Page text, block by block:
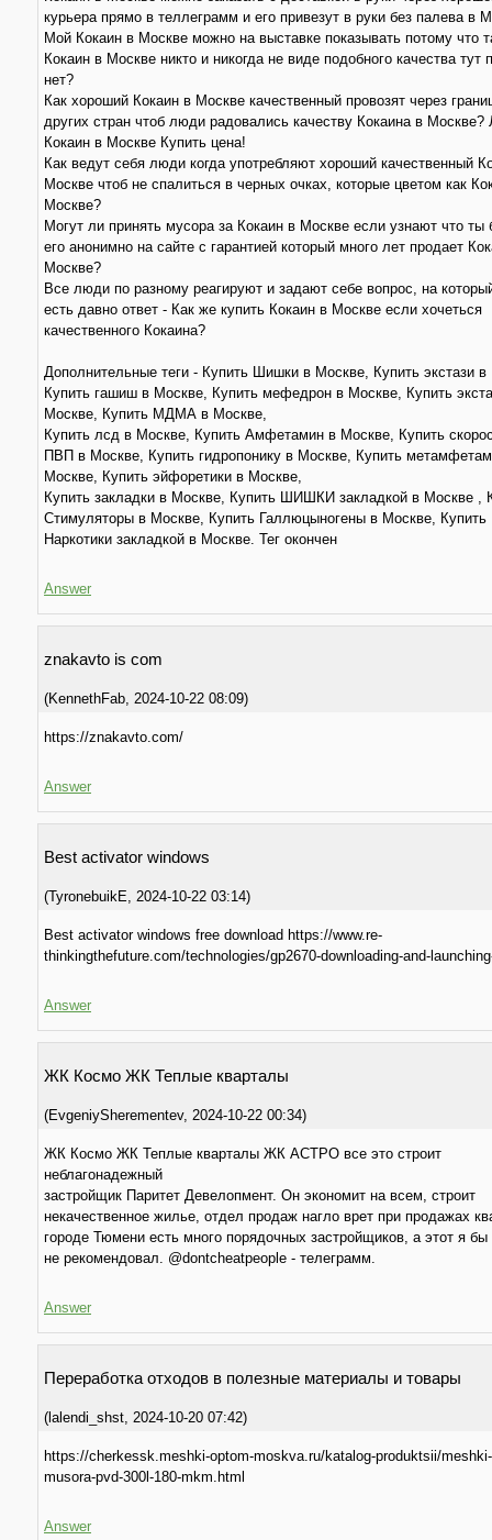
курьера прямо в теллеграмм и его привезут в руки без палева в
Мой Кокаин в Москве можно на выставке показывать потому что
Кокаин в Москве никто и никогда не виде подобного качества тут
нет?
Как хороший Кокаин в Москве качественный провозят через
других стран чтоб люди радовались качеству Кокаина в
Кокаин в Москве Купить цена!
Как ведут себя люди когда употребляют хороший качественный
Москве чтоб не спалиться в черных очках, которые цветом как
Москве?
Могут ли принять мусора за Кокаин в Москве если узнают что ты
его анонимно на сайте с гарантией который много лет продает
Москве?
Все люди по разному реагируют и задают себе вопрос, на
есть давно ответ - Как же купить Кокаин в Москве если хочеться
качественного Кокаина?
Дополнительные теги - Купить Шишки в Москве, Купить экстази
Купить гашиш в Москве, Купить мефедрон в Москве, Купить
Москве, Купить МДМА в Москве,
Купить лсд в Москве, Купить Амфетамин в Москве, Купить
ПВП в Москве, Купить гидропонику в Москве, Купить
Москве, Купить эйфоретики в Москве,
Купить закладки в Москве, Купить ШИШКИ закладкой в Москве ,
Стимуляторы в Москве, Купить Галлюцыногены в Москве, Купить
Наркотики закладкой в Москве. Тег окончен
Answer
znakavto is com
(KennethFab 2024-10-22 08:09)
https://znakavto.com/
Answer
Best activator windows
(TyronebuikE 2024-10-22 03:14)
Best activator windows free download https://www.re-
thinkingthefuture.com/technologies/gp2670-downloading-and-
Answer
ЖК Космо ЖК Теплые кварталы
(EvgeniySherementev, 2024-10-22 00:34)
ЖК Космо ЖК Теплые кварталы ЖК АСТРО все это строит
неблагонадежный
застройщик Паритет Девелопмент. Он экономит на всем, строит
некачественное жилье, отдел продаж нагло врет при продажах
городе Тюмени есть много порядочных застройщиков, а этот я бы
не рекомендовал. @dontcheatpeople - телеграмм.
Answer
Переработка отходов в полезные материалы и товары
( lalendi_shst 2024-10-20 07:42)
https://cherkessk.meshki-optom-moskva.ru/katalog-produktsii/
musora-pvd-300l-180-mkm.html
Answer